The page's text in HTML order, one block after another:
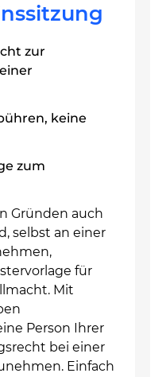
zur
keine
zum
Gründen auch
selbst an einer
für
Mit
Person Ihrer
bei einer
Einfach